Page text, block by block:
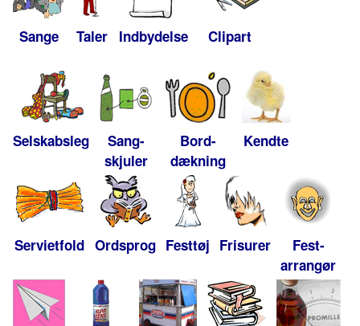
Sange Taler Indbydelse Clipart
Selskabsleg
Sang-
skjuler
Bord-
dækning
Kendte
Servietfold Ordsprog Festtøj Frisurer
Fest-
arrangør